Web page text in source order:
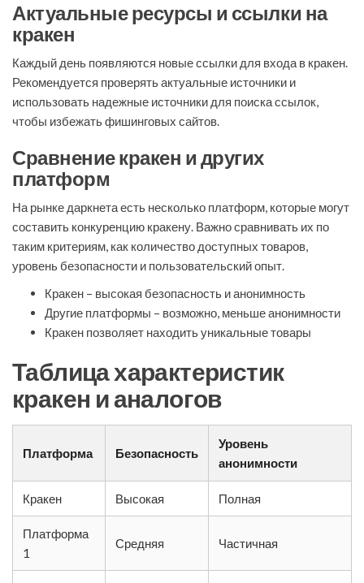
Актуальные ресурсы и ссылки на
кракен
Каждый день появляются новые ссылки для входа в кракен.
Рекомендуется проверять актуальные источники и
использовать надежные источники для поиска ссылок,
чтобы избежать фишинговых сайтов.
Сравнение кракен и других
платформ
На рынке даркнета есть несколько платформ, которые могут
составить конкуренцию кракену. Важно сравнивать их по
таким критериям, как количество доступных товаров,
уровень безопасности и пользовательский опыт.
Кракен – высокая безопасность и анонимность
Другие платформы – возможно, меньше анонимности
Кракен позволяет находить уникальные товары
Таблица характеристик
кракен и аналогов
Платформа Безопасность
Уровень
анонимности
Кракен Высокая Полная
Платформа
1
Средняя Частичная